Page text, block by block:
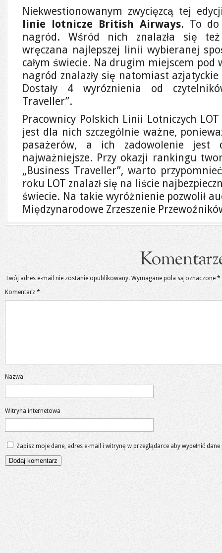
Niekwestionowanym zwycięzcą tej
linie lotnicze British Airways. To do
nagród. Wśród nich znalazła się
wręczana najlepszej linii wybieranej
całym świecie. Na drugim miejscem pod
nagród znalazły się natomiast
Dostały 4 wyróznienia od
Traveller”.
Pracownicy Polskich Linii Lotniczych
jest dla nich szczególnie ważne,
pasażerów, a ich zadowolenie jest
najważniejsze. Przy okazji rankingu
„Business Traveller”, warto
roku LOT znalazł się na liście
świecie. Na takie wyróżnienie pozwolił
Międzynarodowe Zrzeszenie
Twój adres e-mail nie zostanie opublikowany. Wymagane pola są oznaczone *
Komentarz *
Nazwa
Witryna internetowa
Zapisz moje dane, adres e-mail i witrynę w przeglądarce aby wypełnić